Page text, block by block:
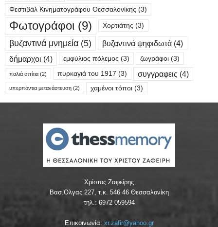
Φεστιβάλ Κινηματογράφου Θεσσαλονίκης (3)
Φωτογράφοι (9) Χορτιάτης (3)
βυζαντινά μνημεία (5) βυζαντινά ψηφιδωτά (4)
δήμαρχοι (4) εμφύλιος πόλεμος (3) ζωγράφοι (3)
παλιά σπίτια (2) πυρκαγιά του 1917 (3) συγγραφεις (4)
υπερπόντια μετανάστευση (2) χαμένοι τόποι (3)
Χρίστος Ζαφείρης
Βασ.Όλγας 227, τ.κ. 546 46 Θεσσαλονίκη
τηλ.: 6972 059594
Επικοινωνία: xr.zafir@yahoo.gr